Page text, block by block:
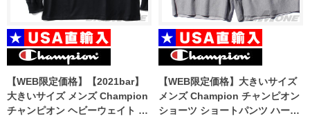
【WEB限定価格】【2021bar】
大きいサイズ メンズ Champion
チャンピオン ヘビーウェイト 長
【WEB限定価格】大きいサイズ
メンズ Champion チャンピオン
ショーツ ショートパンツ ハーフ